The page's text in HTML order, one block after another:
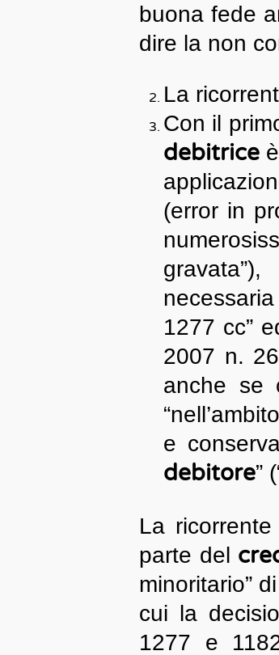
buona fede
dire la non
La
Con il
debitrice
(error in
1277 cc”
2007 n.
anche se
e
debitore”
La
parte del
minoritario”
cui la
1277 e